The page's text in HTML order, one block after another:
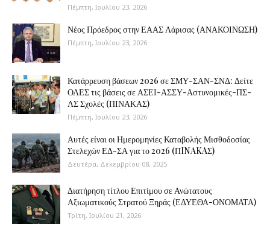
Πέμπτη, Ιουλίου 23, 2026
Νέος Πρόεδρος στην ΕΑΑΣ Λάρισας (ΑΝΑΚΟΙΝΩΣΗ)
Πέμπτη, Ιουλίου 23, 2026
Κατάρρευση βάσεων 2026 σε ΣΜΥ-ΣΑΝ-ΣΝΔ: Δείτε
ΟΛΕΣ τις βάσεις σε ΑΣΕΙ-ΑΣΣΥ-Αστυνομικές-ΠΣ-
ΛΣ Σχολές (ΠΙΝΑΚΑΣ)
Πέμπτη, Ιουλίου 23, 2026
Αυτές είναι οι Ημερομηνίες Καταβολής Μισθοδοσίας
Στελεχών ΕΔ-ΣΑ για το 2026 (ΠINAKAΣ)
Δευτέρα, Δεκεμβρίου 08, 2025
Διατήρηση τίτλου Επιτίμου σε Ανώτατους
Αξιωματικούς Στρατού Ξηράς (ΕΔΥΕΘΑ-ΟΝΟΜΑΤΑ)
Τρίτη, Ιουλίου 21, 2026